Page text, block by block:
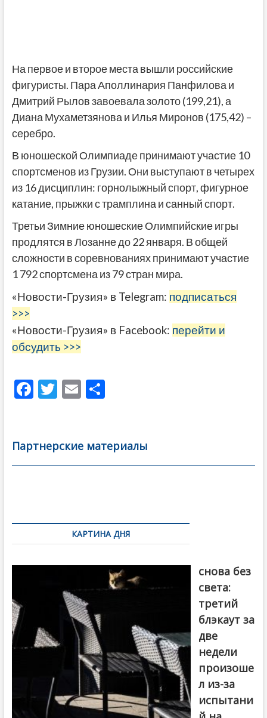
На первое и второе места вышли российские
фигуристы. Пара Аполлинария Панфилова и
Дмитрий Рылов завоевала золото (199,21), а
Диана Мухаметзянова и Илья Миронов (175,42) –
серебро.
В юношеской Олимпиаде принимают участие 10
спортсменов из Грузии. Они выступают в четырех
из 16 дисциплин: горнолыжный спорт, фигурное
катание, прыжки с трамплина и санный спорт.
Третьи Зимние юношеские Олимпийские игры
продлятся в Лозанне до 22 января. В общей
сложности в соревнованиях принимают участие
1 792 спортсмена из 79 стран мира.
«Новости-Грузия» в Telegram: подписаться
>>>
«Новости-Грузия» в Facebook: перейти и
обсудить >>>
F
b
o
T
er
E
l
О
а
в
Партнерские материалы
по
записямКАРТИНА ДНЯ
снова без
света:
третий
блэкаут за
две
недели
произоше
л из-за
испытани